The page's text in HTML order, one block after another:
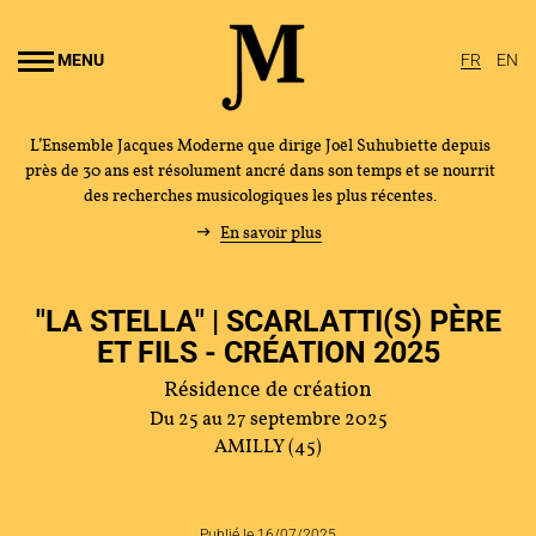
MENU FR EN
L’Ensemble Jacques Moderne que dirige Joël Suhubiette depuis
près de 30 ans est résolument ancré dans son temps et se nourrit
des recherches musicologiques les plus récentes.
En savoir plus
"LA STELLA" | SCARLATTI(S) PÈRE
ET FILS - CRÉATION 2025
Résidence de création
Du 25 au 27 septembre 2025
AMILLY (45)